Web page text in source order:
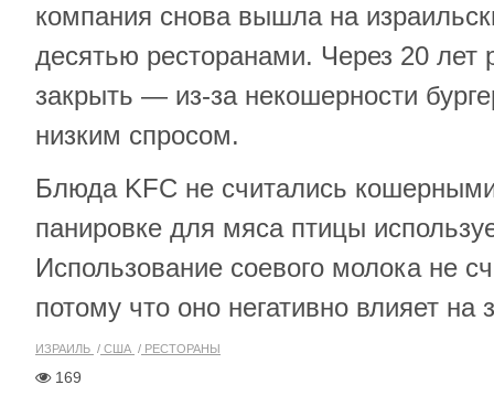
компания снова вышла на
десятью ресторанами. Через 20 лет
закрыть — из-за некошерности
низким спросом.
Блюда KFC не считались
панировке для мяса птицы
Использование соевого молока не
потому что оно негативно влияет на
ИЗРАИЛЬ США РЕСТОРАНЫ
169